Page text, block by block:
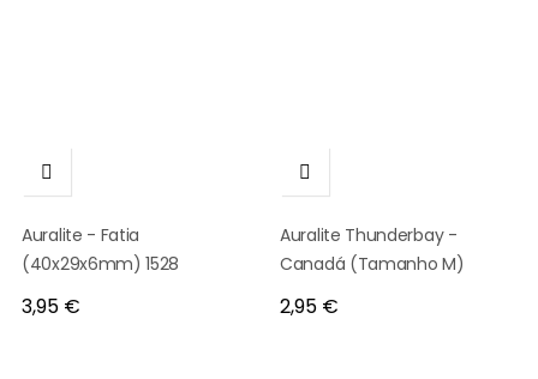

Auralite - Fatia
(40x29x6mm) 1528
Preço
3,95 €

Auralite Thunderbay -
Canadá (Tamanho M)
Preço
2,95 €